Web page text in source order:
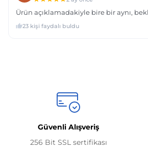
Güvenli Alışveriş
256 Bit SSL sertifikası